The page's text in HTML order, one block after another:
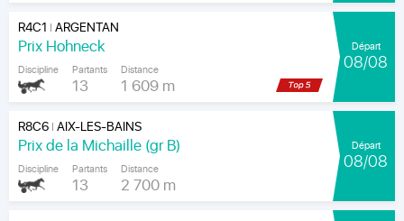
R4C1 |ARGENTAN
Prix Hohneck
Discipline Partants
13
Distance
1 609 m
Départ
08/08
R8C6|AIX-LES-BAINS
Prix de la Michaille (gr B)
Discipline Partants
13
Distance
2 700 m
Départ
08/08